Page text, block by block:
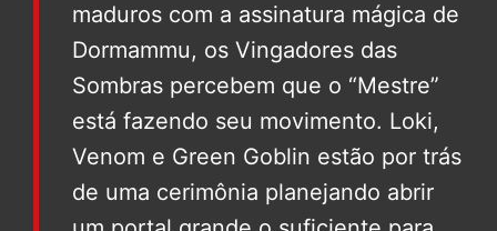
maduros com a assinatura mágica de
Dormammu, os Vingadores das
Sombras percebem que o “Mestre”
está fazendo seu movimento. Loki,
Venom e Green Goblin estão por trás
de uma cerimônia planejando abrir